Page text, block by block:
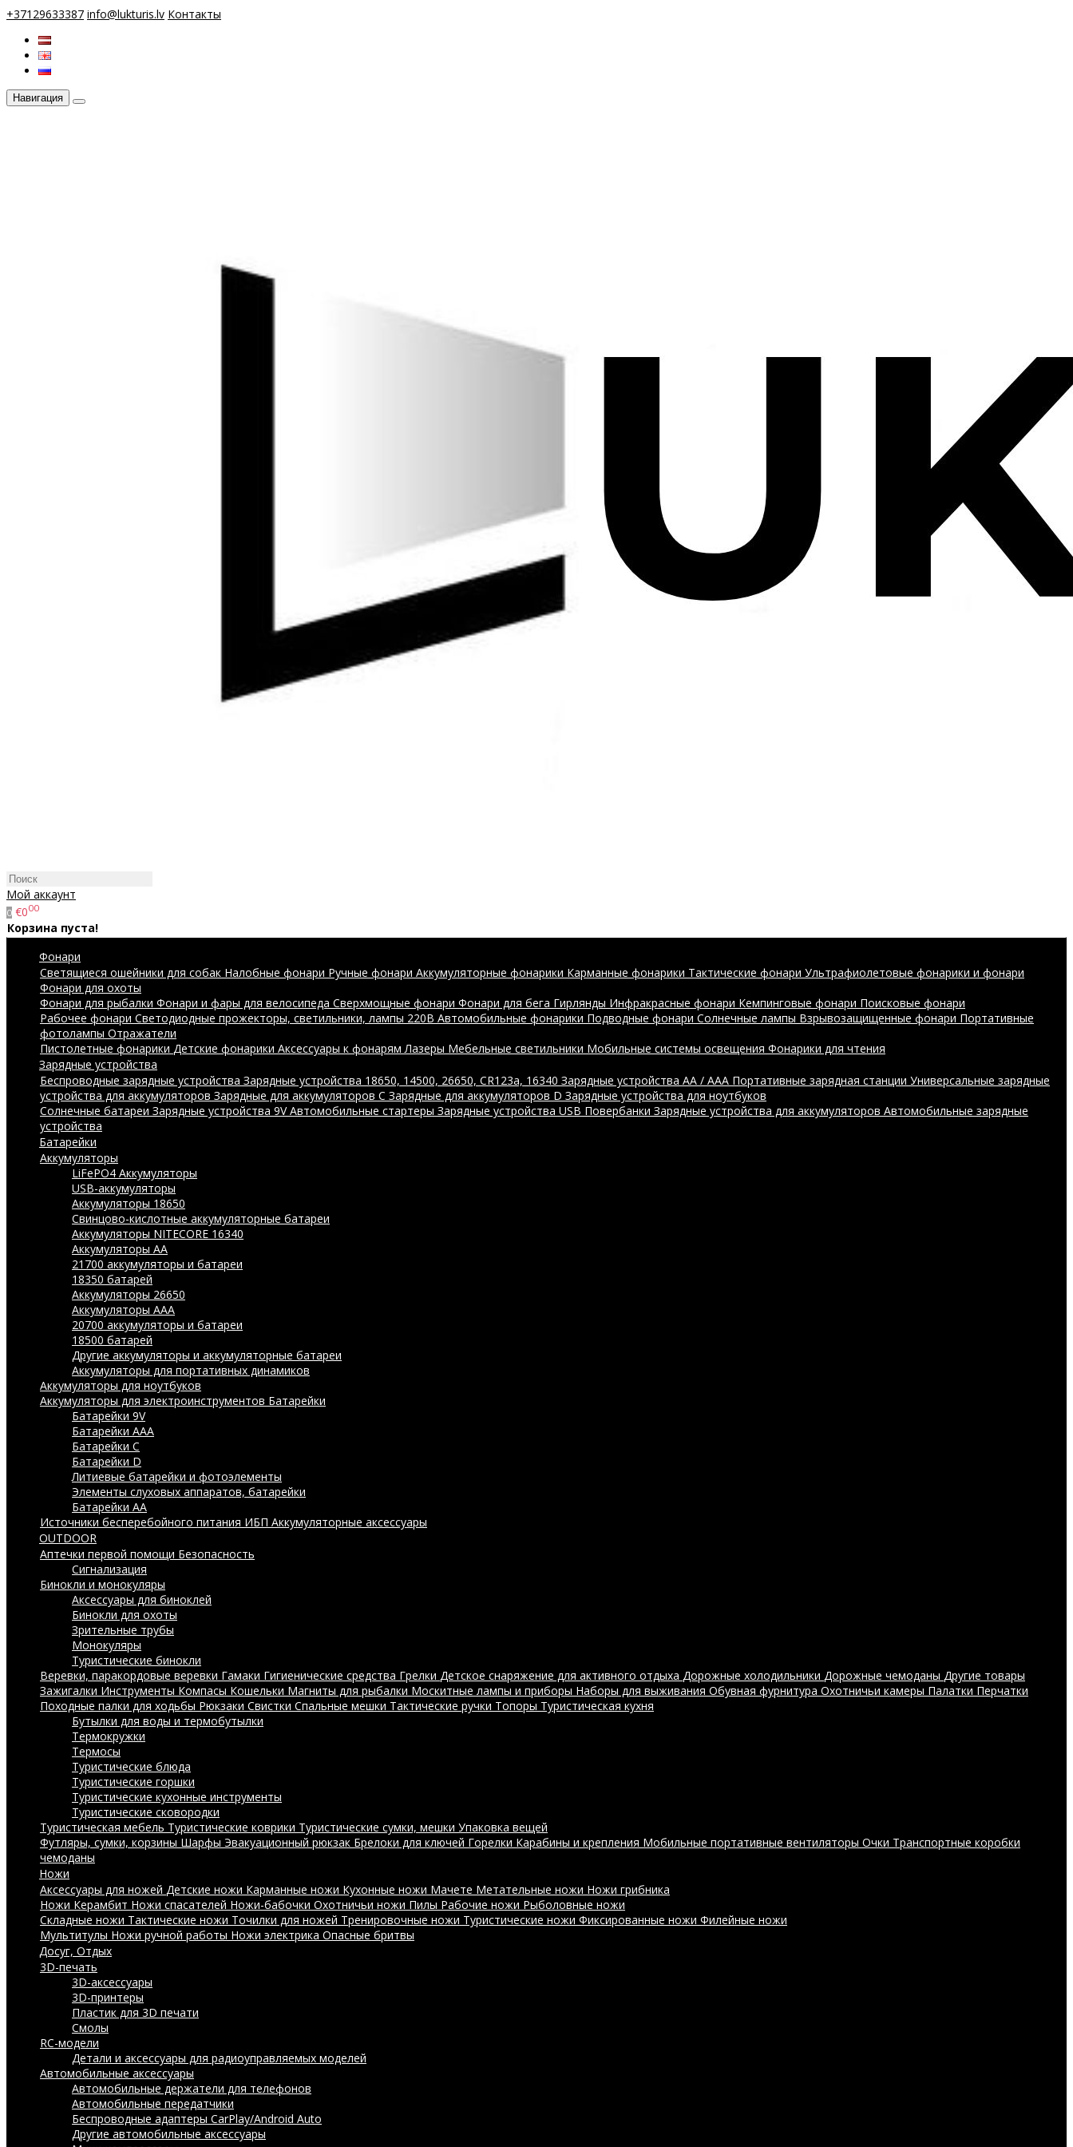
+37129633387 info@lukturis.lv Контакты
Навигация
Мой аккаунт
0 €000
Корзина пуста!
Фонари
Светящиеся ошейники для собак Налобные фонари Ручные фонари Аккумуляторные фонарики Карманные фонарики Тактические фонари Ультрафиолетовые фонарики и фонари
Фонари для охоты
Фонари для рыбалки Фонари и фары для велосипеда Сверхмощные фонари Фонари для бега Гирлянды Инфракрасные фонари Кемпинговые фонари Поисковые фонари
Рабочее фонари Светодиодные прожекторы, светильники, лампы 220В Автомобильные фонарики Подводные фонари Солнечные лампы Взрывозащищенные фонари Портативные
фотолампы Отражатели
Пистолетные фонарики Детские фонарики Аксессуары к фонарям Лазеры Мебельные светильники Мобильные системы освещения Фонарики для чтения
Зарядные устройства
Беспроводные зарядные устройства Зарядные устройства 18650, 14500, 26650, CR123a, 16340 Зарядные устройства AA / AAA Портативные зарядная станции Универсальные зарядные
устройства для аккумуляторов Зарядные для аккумуляторов C Зарядные для аккумуляторов D Зарядные устройства для ноутбуков
Солнечные батареи Зарядные устройства 9VАвтомобильные стартеры Зарядные устройства USB Повербанки Зарядные устройства для аккумуляторов Автомобильные зарядные
устройства
Батарейки
Аккумуляторы
LiFePO4 Аккумуляторы
USB-аккумуляторы
Аккумуляторы 18650
Свинцово-кислотные аккумуляторные батареи
Аккумуляторы NITECORE 16340
Аккумуляторы АА
21700 аккумуляторы и батареи
18350 батарей
Аккумуляторы 26650
Аккумуляторы ААА
20700 аккумуляторы и батареи
18500 батарей
Другие аккумуляторы и аккумуляторные батареи
Аккумуляторы для портативных динамиков
Аккумуляторы для ноутбуков
Аккумуляторы для электроинструментов Батарейки
Батарейки 9V
Батарейки AAA
Батарейки C
Батарейки D
Литиевые батарейки и фотоэлементы
Элементы слуховых аппаратов, батарейки
Батарейки AA
Источники бесперебойного питания ИБП Аккумуляторные аксессуары
OUTDOOR
Аптечки первой помощи Безопасность
Сигнализация
Бинокли и монокуляры
Аксессуары для биноклей
Бинокли для охоты
Зрительные трубы
Монокуляры
Туристические бинокли
Веревки, паракордовые веревки Гамаки Гигиенические средства Грелки Детское снаряжение для активного отдыха Дорожные холодильники Дорожные чемоданы Другие товары
Зажигалки Инструменты Компасы Кошельки Магниты для рыбалки Москитные лампы и приборы Наборы для выживания Обувная фурнитура Охотничьи камеры Палатки Перчатки
Походные палки для ходьбы Рюкзаки Свистки Спальные мешки Тактические ручки Топоры Туристическая кухня
Бутылки для воды и термобутылки
Термокружки
Термосы
Туристические блюда
Туристические горшки
Туристические кухонные инструменты
Туристические сковородки
Туристическая мебель Туристические коврики Туристические сумки, мешки Упаковка вещей
Футляры, сумки, корзины Шарфы Эвакуационный рюкзак Брелоки для ключей Горелки Карабины и крепления Мобильные портативные вентиляторы Очки Транспортные коробки
чемоданы
Ножи
Аксессуары для ножей Детские ножи Карманные ножи Кухонные ножи Мачете Метательные ножи Ножи грибника
Ножи Керамбит Ножи спасателей Ножи-бабочки Охотничьи ножи Пилы Рабочие ножи Рыболовные ножи
Складные ножи Тактические ножи Точилки для ножей Тренировочные ножи Туристические ножи Фиксированные ножи Филейные ножи
Мультитулы Ножи ручной работы Ножи электрика Опасные бритвы
Досуг, Отдых
3D-печать
3D-аксессуары
3D-принтеры
Пластик для 3D печати
Смолы
RC-модели
Детали и аксессуары для радиоуправляемых моделей
Автомобильные аксессуары
Автомобильные держатели для телефонов
Автомобильные передатчики
Беспроводные адаптеры CarPlay/Android Auto
Другие автомобильные аксессуары